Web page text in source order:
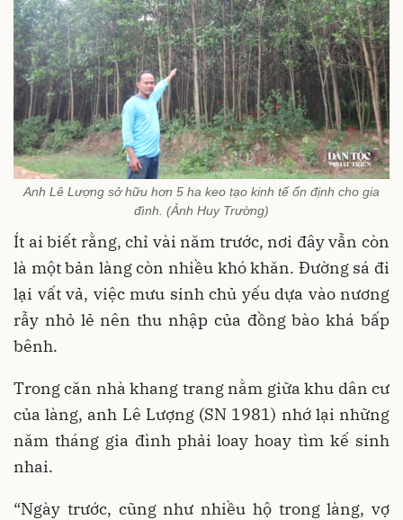
Anh Lê Lượng sở hữu hơn 5 ha keo tạo kinh tế ổn định cho gia
đình. (Ảnh Huy Trường)
Ít ai biết rằng, chỉ vài năm trước, nơi đây vẫn còn
là một bản làng còn nhiều khó khăn. Đường sá đi
lại vất vả, việc mưu sinh chủ yếu dựa vào nương
rẫy nhỏ lẻ nên thu nhập của đồng bào khá bấp
bênh.
Trong căn nhà khang trang nằm giữa khu dân cư
của làng, anh Lê Lượng (SN 1981) nhớ lại những
năm tháng gia đình phải loay hoay tìm kế sinh
nhai.
“Ngày trước, cũng như nhiều hộ trong làng, vợ